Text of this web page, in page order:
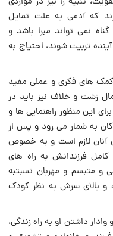
که آدمى به علت تمایل
نمی تواند مبرا باشد و
تربیت ‏شوند، احتیاج به
کم‏ک هاى فکری و عملى مفید
زشت و خلاف نیز باید در
این منظور راهنمایى ها و
به شمار می رود و پس از
آنان لازم است و به خصوص
فرزندانش به راه هاى
و متبسم و مهربان نسبت‏به
و بالای سرش به نظر کودک
داشتن او به راه زندگى،